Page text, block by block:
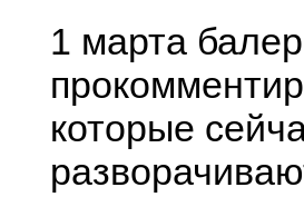
1 марта
которые